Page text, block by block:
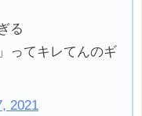
る
ってキレてんのギ
2021